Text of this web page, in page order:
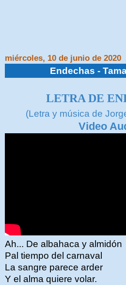
miércoles, 10 de junio de 2020
Endechas -
LETRA DE
(Letra y música de
Video
Ah... De albahaca y almidón
Pal tiempo del carnaval
La sangre parece arder
Y el alma quiere volar.